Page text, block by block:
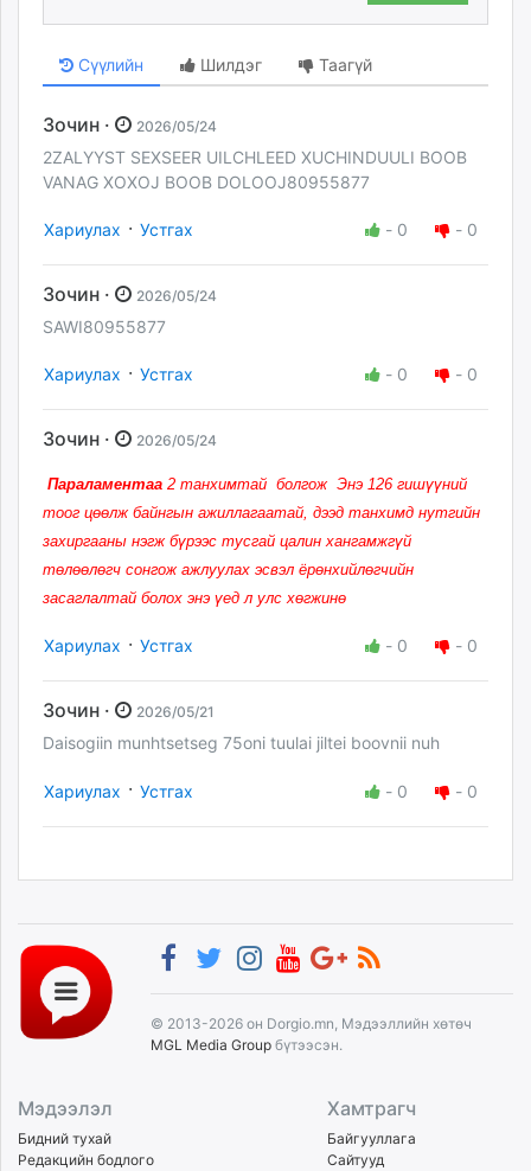
Сүүлийн Шилдэг Таагүй
Зочин · 2026/05/24
2ZALYYST SEXSEER UILCHLEED XUCHINDUULI BOOB
VANAG XOXOJ BOOB DOLOOJ80955877
Хариулах · Устгах - 0 - 0
Зочин · 2026/05/24
SAWI80955877
Хариулах · Устгах - 0 - 0
Зочин · 2026/05/24
Параламентаа 2 танхимтай болгож Энэ 126 гишүүний
тоог цөөлж байнгын ажиллагаатай, дээд танхимд нутгийн
захиргааны нэгж бүрээс тусгай цалин хангамжгүй
төлөөлөгч сонгож ажлуулах эсвэл ёрөнхийлөгчийн
засаглалтай болох энэ үед л улс хөгжинө
Хариулах · Устгах - 0 - 0
Зочин · 2026/05/21
Daisogiin munhtsetseg 75oni tuulai jiltei boovnii nuh
Хариулах · Устгах - 0 - 0
© 2013-2026 он Dorgio.mn, Мэдээллийн хөтөч
MGL Media Group бүтээсэн.
Мэдээлэл
Бидний тухай
Редакцийн бодлого
Хамтрагч
Байгууллага
Сайтууд